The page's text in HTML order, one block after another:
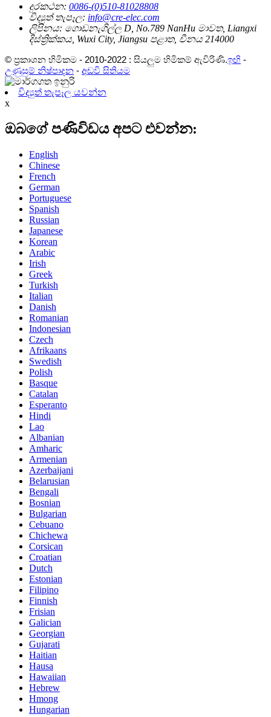
දුරකථන: 0086-(0)510-81028808
විද්‍යුත් තැපෑල: info@cre-elec.com
ලිපිනය: ගොඩනැගිල්ල D, No.789 NanHu මාවත, Liangxi
දිස්ත්‍රික්කය, Wuxi City, Jiangsu පළාත, චීනය 214000
© ප්‍රකාශන හිමිකම - 2010-2022 : සියලුම හිමිකම් ඇවිරිණි.ඉඟි -
උණුසුම් නිෂ්පාදන - අඩවි සිතියම
විද්‍යුත් තැපෑල යවන්න
x
ඔබගේ පණිවිඩය අපට එවන්න:
English
Chinese
French
German
Portuguese
Spanish
Russian
Japanese
Korean
Arabic
Irish
Greek
Turkish
Italian
Danish
Romanian
Indonesian
Czech
Afrikaans
Swedish
Polish
Basque
Catalan
Esperanto
Hindi
Lao
Albanian
Amharic
Armenian
Azerbaijani
Belarusian
Bengali
Bosnian
Bulgarian
Cebuano
Chichewa
Corsican
Croatian
Dutch
Estonian
Filipino
Finnish
Frisian
Galician
Georgian
Gujarati
Haitian
Hausa
Hawaiian
Hebrew
Hmong
Hungarian